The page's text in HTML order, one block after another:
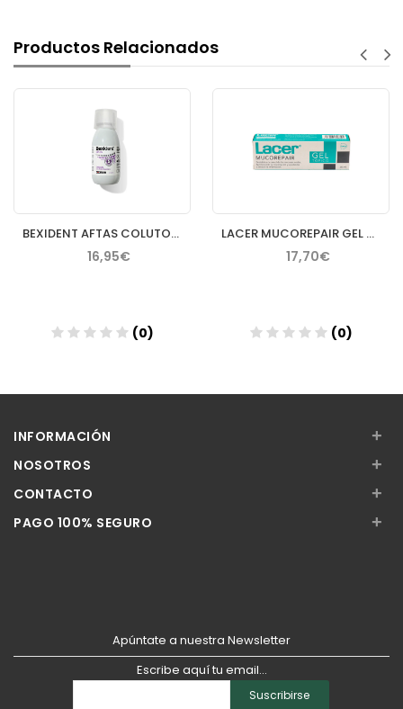
Productos Relacionados
BEXIDENT AFTAS COLUTORIO BUCAL PROTECTOR 120 ML
16,95€
(0)
LACER MUCOREPAIR GEL TOPICO 30 ML
17,70€
(0)
INFORMACIÓN +
NOSOTROS +
CONTACTO +
PAGO 100% SEGURO +
Apúntate a nuestra Newsletter
Escribe aquí tu email...
Suscribirse